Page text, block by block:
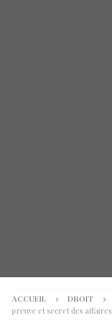
ACCUEIL DROIT
preuve et secret des affaires